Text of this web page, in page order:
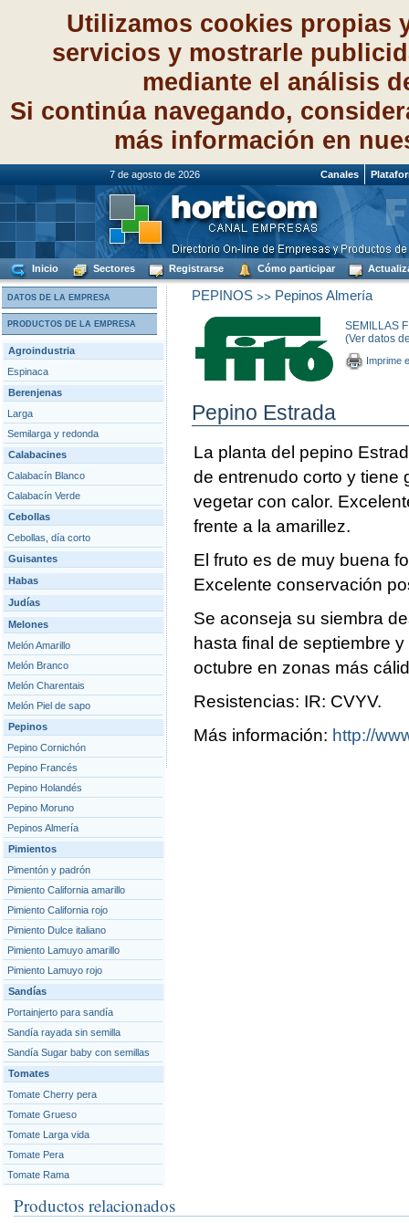
Utilizamos cookies propias
servicios y mostrarle
mediante el análisis
Si continúa navegando,
más información en
7 de agosto de 2026 Canales
Inicio Sectores Registrarse Cómo participar
DATOS DE LA EMPRESA
PRODUCTOS DE LA EMPRESA
Agroindustria
Espinaca
Berenjenas
Larga
Semilarga y redonda
Calabacines
Calabacín Blanco
Calabacín Verde
Cebollas
Cebollas, día corto
Guisantes
Habas
Judías
Melones
Melón Amarillo
Melón Branco
Melón Charentais
Melón Piel de sapo
Pepinos
Pepino Cornichón
Pepino Francés
Pepino Holandés
Pepino Moruno
Pepinos Almería
Pimientos
Pimentón y padrón
Pimiento California amarillo
Pimiento California rojo
Pimiento Dulce italiano
Pimiento Lamuyo amarillo
Pimiento Lamuyo rojo
Sandías
Portainjerto para sandía
Sandía rayada sin semilla
Sandía Sugar baby con semillas
Tomates
Tomate Cherry pera
Tomate Grueso
Tomate Larga vida
Tomate Pera
Tomate Rama
PEPINOS>> Pepinos Almería
SEMILLAS
(Ver datos
Imprime
Pepino Estrada
La planta del pepino
de entrenudo corto y tiene
vegetar con calor.
frente a la amarillez.
El fruto es de muy buena
Excelente conservación
Se aconseja su siembra
hasta final de septiembre
octubre en zonas más
Resistencias: IR: CVYV.
Más información: http://
Productos relacionados